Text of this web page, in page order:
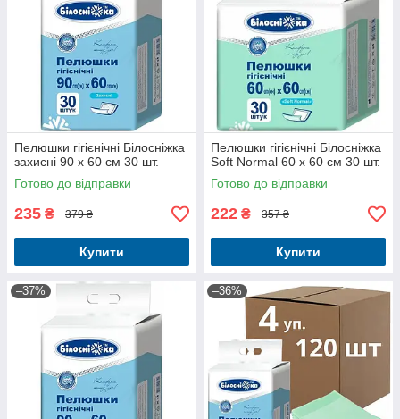
Пелюшки гігієнічні Білосніжка
захисні 90 х 60 см 30 шт.
Готово до відправки
235 ₴ 379 ₴
Купити
Пелюшки гігієнічні Білосніжка
Soft Normal 60 х 60 см 30 шт.
Готово до відправки
222 ₴ 357 ₴
Купити
–37% –36%